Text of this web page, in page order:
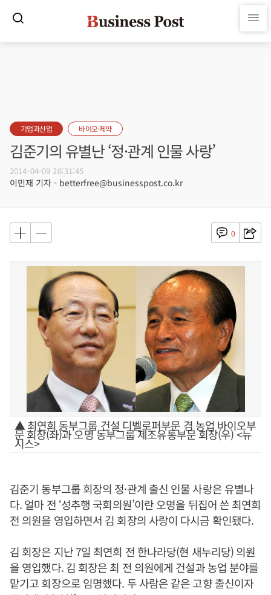
기업과산업 바이오·제약
김준기의 유별난 ‘정·관계 인물 사랑’
2014-04-09 20:31:45
이민재 기자 - betterfree@businesspost.co.kr
0
▲ 최연희 동부그룹 건설 디벨로퍼부문 겸 농업 바이오부
문 회장(좌)과 오명 동부그룹 제조유통부문 회장(우) <뉴
시스>
김준기 동부그룹 회장의 정·관계 출신 인물 사랑은 유별나
다. 얼마 전 ‘성추행 국회의원’이란 오명을 뒤집어 쓴 최연희
전 의원을 영입하면서 김 회장의 사랑이 다시금 확인됐다.
김 회장은 지난 7일 최연희 전 한나라당(현 새누리당) 의원
을 영입했다. 김 회장은 최 전 의원에게 건설과 농업 분야를
맡기고 회장으로 임명했다. 두 사람은 같은 고향 출신이자